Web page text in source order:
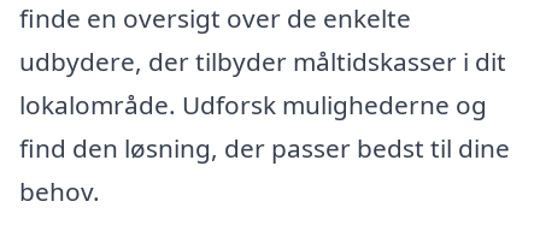
finde en oversigt over de enkelte
udbydere, der tilbyder måltidskasser i dit
lokalområde. Udforsk mulighederne og
find den løsning, der passer bedst til dine
behov.